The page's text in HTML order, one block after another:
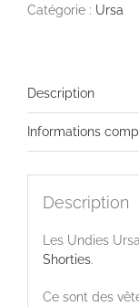
Catégorie : Ursa
Description
Informations
Description
Les Undies
Shorties.
Ce sont des